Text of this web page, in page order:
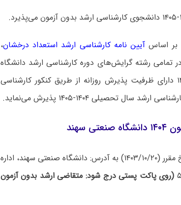
بر اساس آیین نامه کارشناسی ارشد استعداد درخشان،
تمامی رشته گرایش‌های دوره کارشناسی ارشد دانشگاه
صنعتی سهند که در سال تحصیلی ۱۴۰۴- ۱۴۰۵ دارای ظرفیت پذیرش روزانه از طریق کنکور کارشناسی
تحصیلی ۱۴۰۴-۱۴۰۵ پذیرش می‌نماید.
متقاضیان لازم است کلیه مدارک لازم را تا تاریخ مقرر (۱۴۰۳/۱۰/۲۰) به آدرس: دانشگاه صنعتی سهند، اداره
(روی پاکت پستی درج شود: متقاضی ارشد بدون آزمون